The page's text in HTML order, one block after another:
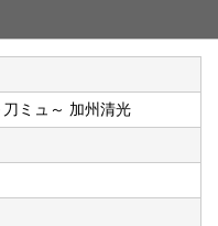
ミュ～ 加州清光